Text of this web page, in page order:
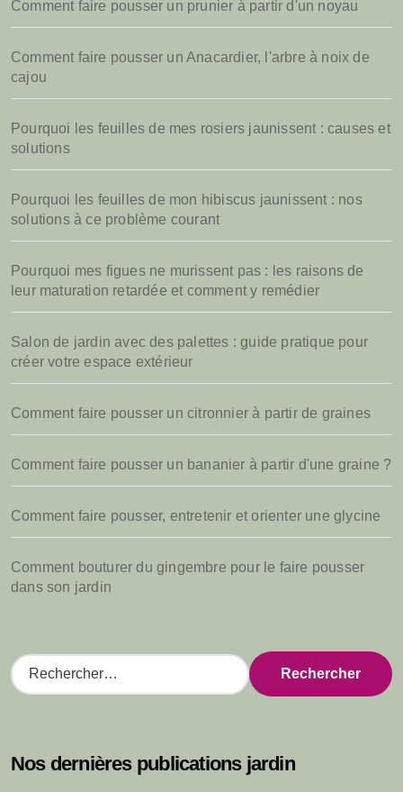
Comment faire pousser un prunier à partir d'un noyau
Comment faire pousser un Anacardier, l'arbre à noix de
cajou
Pourquoi les feuilles de mes rosiers jaunissent : causes et
solutions
Pourquoi les feuilles de mon hibiscus jaunissent : nos
solutions à ce problème courant
Pourquoi mes figues ne murissent pas : les raisons de
leur maturation retardée et comment y remédier
Salon de jardin avec des palettes : guide pratique pour
créer votre espace extérieur
Comment faire pousser un citronnier à partir de graines
Comment faire pousser un bananier à partir d'une graine ?
Comment faire pousser, entretenir et orienter une glycine
Comment bouturer du gingembre pour le faire pousser
dans son jardin
R
e
rNos dernières publications jardin